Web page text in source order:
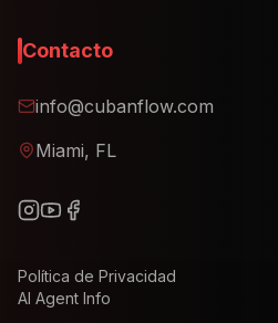
Contacto
info@cubanflow.com
Miami, FL
Política de Privacidad
AI Agent Info